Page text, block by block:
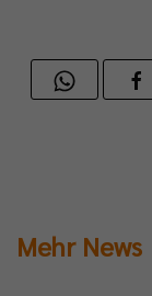
Mehr News